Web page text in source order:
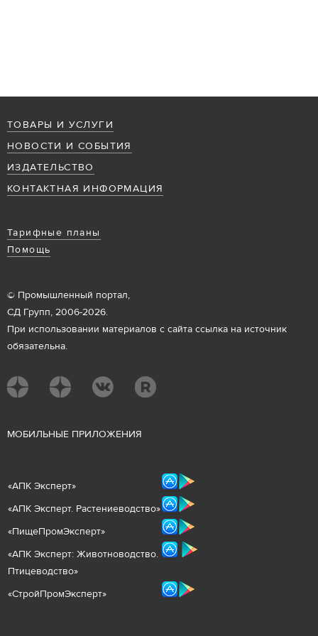
ТОВАРЫ И УСЛУГИ
НОВОСТИ И СОБЫТИЯ
ИЗДАТЕЛЬСТВО
КОНТАКТНАЯ ИНФОРМАЦИЯ
Тарифные планы
Помощь
© Промышленный портал,
СД Групп, 2006-2026.
При использовании материалов с сайта ссылка на источник
обязательна.
МОБИЛЬНЫЕ ПРИЛОЖЕНИЯ
«АПК Эксперт»
«АПК Эксперт. Растениеводство»
«ПищеПромЭксперт»
«АПК Эксперт: Животноводство.
Птицеводство»
«СтройПромЭксперт»